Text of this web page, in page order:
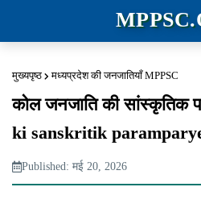
मुख्यपृष्ठ मध्यप्रदेश की जनजातियाँ MPPSC
कोल जनजाति की सांस्कृतिक
ki sanskritik
Published: मई 20, 2026